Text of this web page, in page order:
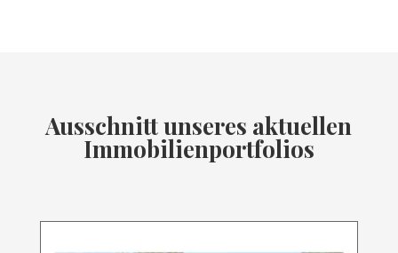
Ausschnitt unseres aktuellen
Immobilienportfolios